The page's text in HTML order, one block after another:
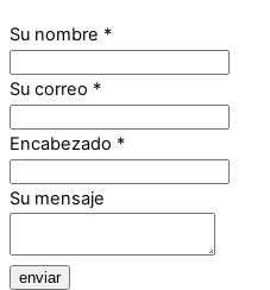
Su nombre *
Su correo *
Encabezado *
Su mensaje
enviar